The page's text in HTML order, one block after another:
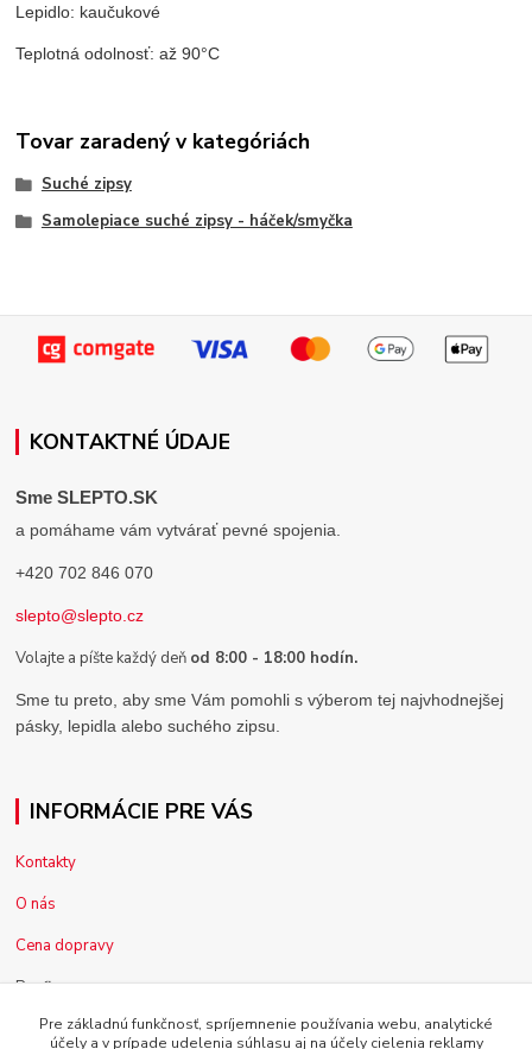
Lepidlo: kaučukové
Teplotná odolnosť: až 90°C
Tovar zaradený v kategóriách
Suché zipsy
Samolepiace suché zipsy - háček/smyčka
KONTAKTNÉ ÚDAJE
Sme SLEPTO.SK
a pomáhame vám vytvárať pevné spojenia.
+420 702 846 070
slepto@slepto.cz
Volajte a píšte každý deň od 8:00 - 18:00 hodín.
Sme tu preto, aby sme Vám pomohli s výberom tej najvhodnejšej
pásky, lepidla alebo suchého zipsu.
INFORMÁCIE PRE VÁS
Kontakty
O nás
Cena dopravy
Pre firmy
Reklamácia tovaru
Pre základnú funkčnosť, spríjemnenie používania webu, analytické
účely a v prípade udelenia súhlasu aj na účely cielenia reklamy